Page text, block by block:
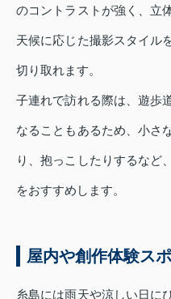
のコントラストが強く、立
天候に応じた撮影スタイル
切り取れます。
子連れで訪れる際は、遊歩
なることもあるため、小さ
り、抱っこしたりするなど
をおすすめします。
屋内や創作体験ス
糸島には雨天や涼しい日に